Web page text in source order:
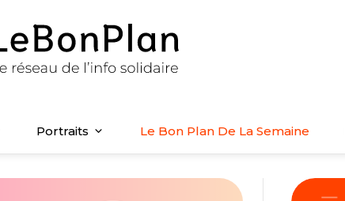
Portraits Le Bon Plan De La Semaine